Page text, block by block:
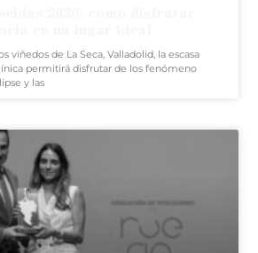
viñedos de La Seca, Valladolid, la escasa
permitirá disfrutar de los fenómeno
y las